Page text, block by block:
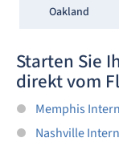
Oakland
Starten Sie
direkt vom
Memphis
Nashville